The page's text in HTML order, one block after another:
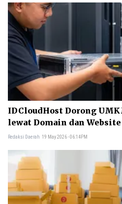
IDCloudHost Dorong
lewat Domain dan
Redaksi Daerah 19 May 2026 - 06:14PM